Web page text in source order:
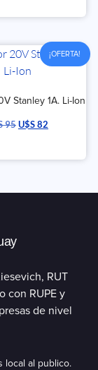
¡OFERTA!
Stanley 1A. Li-Ion
95U$S82
RUT
con RUPE y
de nivel
local al publico.